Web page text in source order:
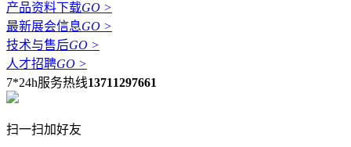
产品资料下载GO >
最新展会信息GO >
技术与售后GO >
人才招聘GO >
7*24h服务热线13711297661
扫一扫加好友